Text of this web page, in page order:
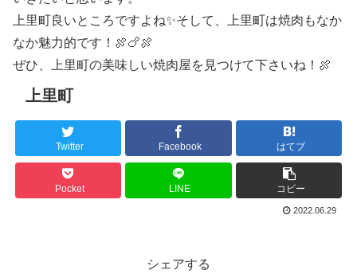
上里町良いところですよね✨そして、上里町は焼肉もなか
なか魅力的です！🍖🍗🍖
ぜひ、上里町の美味しい焼肉屋を見つけて下さいね！🍖
上里町
Twitter Facebook はてブ
Pocket LINE コピー
2022.06.29
シェアする